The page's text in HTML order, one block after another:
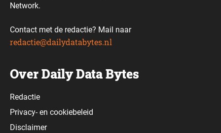
Network.
Contact met de redactie? Mail naar
redactie@dailydatabytes.nl
Over Daily Data Bytes
Redactie
Privacy-en cookiebeleid
Disclaimer